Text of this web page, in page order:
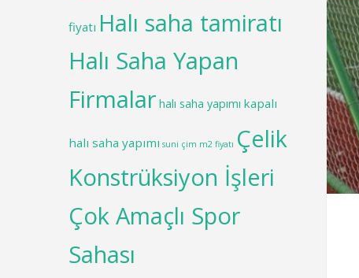
fiyatı Halı saha tamiratı
Halı Saha Yapan
Firmalar halı saha yapımı kapalı
halı saha yapımı suni çim m2 fiyatı Çelik
Konstrüksiyon İşleri
Çok Amaçlı Spor
Sahası